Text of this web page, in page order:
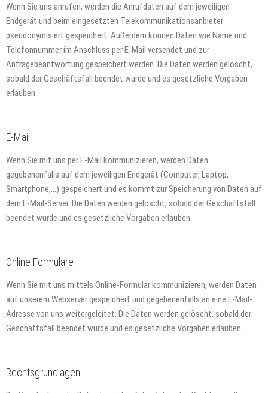
Wenn Sie uns anrufen, werden die Anrufdaten auf dem jeweiligen
Endgerät und beim eingesetzten Telekommunikationsanbieter
pseudonymisiert gespeichert. Außerdem können Daten wie Name und
Telefonnummer im Anschluss per E-Mail versendet und zur
Anfragebeantwortung gespeichert werden. Die Daten werden gelöscht,
sobald der Geschäftsfall beendet wurde und es gesetzliche Vorgaben
erlauben.
E-Mail
Wenn Sie mit uns per E-Mail kommunizieren, werden Daten
gegebenenfalls auf dem jeweiligen Endgerät (Computer, Laptop,
Smartphone,…) gespeichert und es kommt zur Speicherung von Daten auf
dem E-Mail-Server. Die Daten werden gelöscht, sobald der Geschäftsfall
beendet wurde und es gesetzliche Vorgaben erlauben.
Online Formulare
Wenn Sie mit uns mittels Online-Formular kommunizieren, werden Daten
auf unserem Webserver gespeichert und gegebenenfalls an eine E-Mail-
Adresse von uns weitergeleitet. Die Daten werden gelöscht, sobald der
Geschäftsfall beendet wurde und es gesetzliche Vorgaben erlauben.
Rechtsgrundlagen